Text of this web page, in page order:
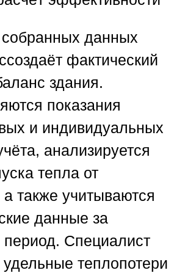
данных
фактический
здания.
показания
и индивидуальных
анализируется
тепла от
а также учитываются
данные за
период. Специалист
теплопотери